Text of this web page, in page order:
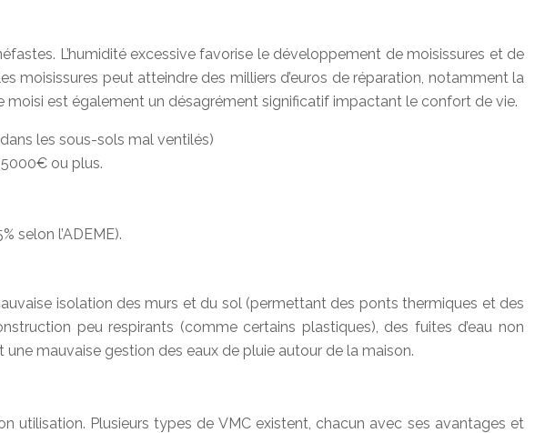
L’humidité excessive favorise le développement de moisissures et de
moisissures peut atteindre des milliers d’euros de réparation, notamment la
est également un désagrément significatif impactant le confort de vie.
les sous-sols mal ventilés)
ou plus.
selon l’ADEME).
isolation des murs et du sol (permettant des ponts thermiques et des
peu respirants (comme certains plastiques), des fuites d’eau non
mauvaise gestion des eaux de pluie autour de la maison.
utilisation. Plusieurs types de VMC existent, chacun avec ses avantages et